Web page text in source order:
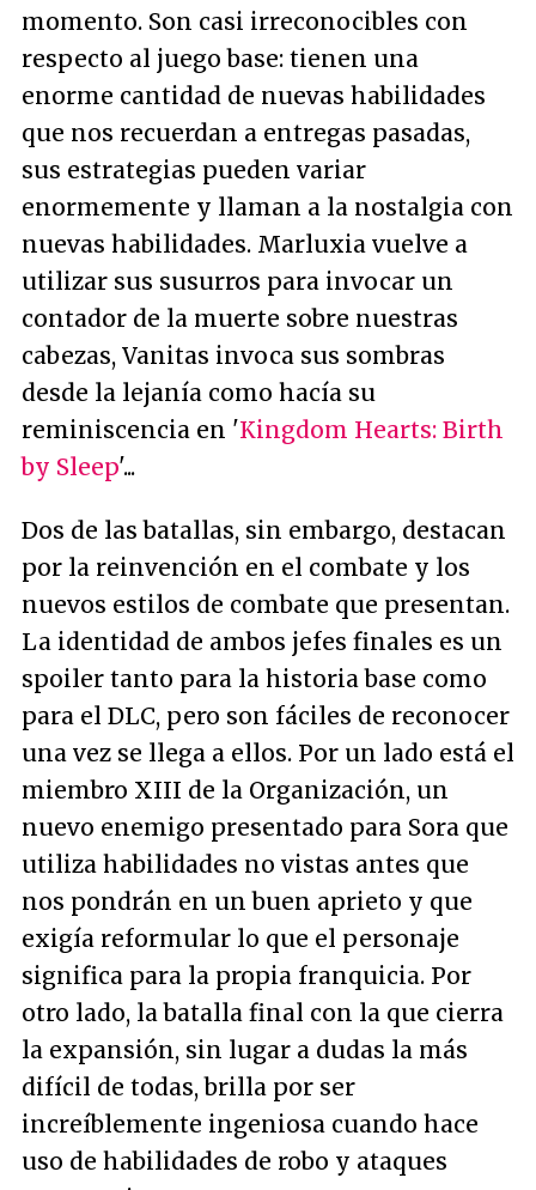
momento. Son casi irreconocibles con
respecto al juego base: tienen una
enorme cantidad de nuevas habilidades
que nos recuerdan a entregas pasadas,
sus estrategias pueden variar
enormemente y llaman a la nostalgia con
nuevas habilidades. Marluxia vuelve a
utilizar sus susurros para invocar un
contador de la muerte sobre nuestras
cabezas, Vanitas invoca sus sombras
desde la lejanía como hacía su
reminiscencia en 'Kingdom Hearts: Birth
by Sleep'...
Dos de las batallas, sin embargo, destacan
por la reinvención en el combate y los
nuevos estilos de combate que presentan.
La identidad de ambos jefes finales es un
spoiler tanto para la historia base como
para el DLC, pero son fáciles de reconocer
una vez se llega a ellos. Por un lado está el
miembro XIII de la Organización, un
nuevo enemigo presentado para Sora que
utiliza habilidades no vistas antes que
nos pondrán en un buen aprieto y que
exigía reformular lo que el personaje
significa para la propia franquicia. Por
otro lado, la batalla final con la que cierra
la expansión, sin lugar a dudas la más
difícil de todas, brilla por ser
increíblemente ingeniosa cuando hace
uso de habilidades de robo y ataques